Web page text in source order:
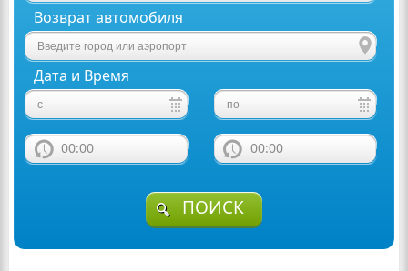
Возврат автомобиля
Дата и Время
00:00 00:00
ПОИСК